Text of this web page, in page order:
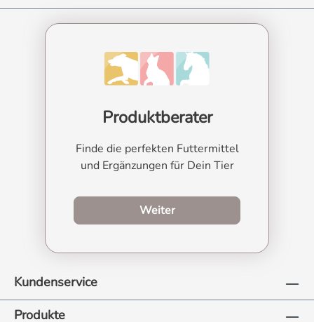
Produktberater
Finde die perfekten Futtermittel
und Ergänzungen für Dein Tier
Weiterzum Produktberater
Kundenservice
Produkte